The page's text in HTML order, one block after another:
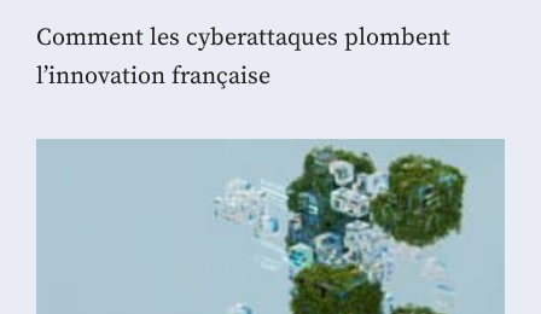
Comment les cyberattaques plombent
l’innovation française